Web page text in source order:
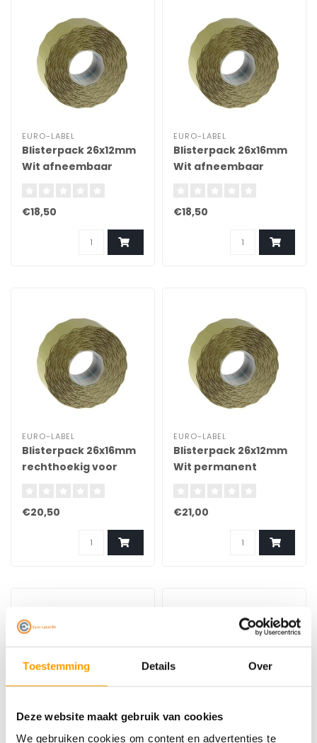
Toestemming Details Over
Deze website maakt gebruik van cookies
We gebruiken cookies om content en advertenties te
EURO-LABEL
Blisterpack 26x12mm
Wit afneembaar
€18,50
EURO-LABEL
Blisterpack 26x16mm
Wit afneembaar
€18,50
EURO-LABEL
Blisterpack 26x16mm
rechthoekig voor
€20,50
EURO-LABEL
Blisterpack 26x12mm
Wit permanent
€21,00
EURO-LABEL EURO-LABEL